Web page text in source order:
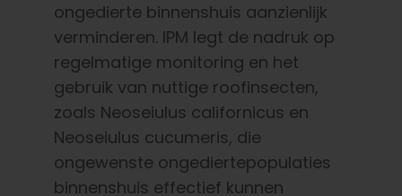
ongedierte binnenshuis aanzienlijk
verminderen. IPM legt de nadruk op
regelmatige monitoring en het
gebruik van nuttige roofinsecten,
zoals Neoseiulus californicus en
Neoseiulus cucumeris, die
ongewenste ongediertepopulaties
binnenshuis effectief kunnen